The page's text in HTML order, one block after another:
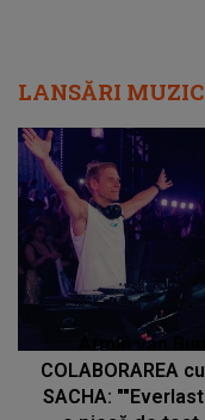
LANSĂRI
Armin van
COLABORAREA
SACHA: